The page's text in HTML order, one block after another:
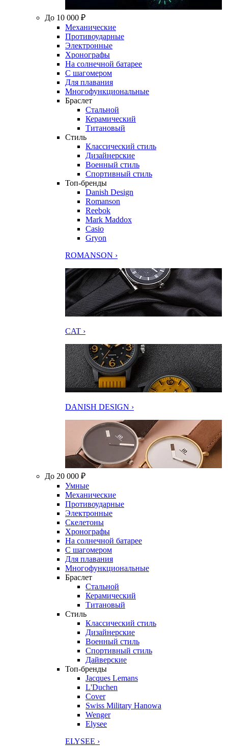
До 10 000 ₽
Механические
Противоударные
Электронные
Хронографы
На солнечной батарее
С шагомером
Для плавания
Многофункциональные
Браслет
Стальной
Керамический
Титановый
Стиль
Классический стиль
Дизайнерские
Военный стиль
Спортивный стиль
Топ-бренды
Danish Design
Romanson
Reebok
Mark Maddox
Casio
Gryon
ROMANSON ›
CAT ›
DANISH DESIGN ›
До 20 000 ₽
Умные
Механические
Противоударные
Электронные
Скелетоны
Хронографы
На солнечной батарее
С шагомером
Для плавания
Многофункциональные
Браслет
Стальной
Керамический
Титановый
Стиль
Классический стиль
Дизайнерские
Военный стиль
Спортивный стиль
Дайверские
Топ-бренды
Jacques Lemans
L'Duchen
Cover
Swiss Military Hanowa
Wenger
Elysee
ELYSEE ›